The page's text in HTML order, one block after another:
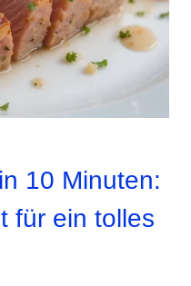
10 Minuten:
für ein tolles